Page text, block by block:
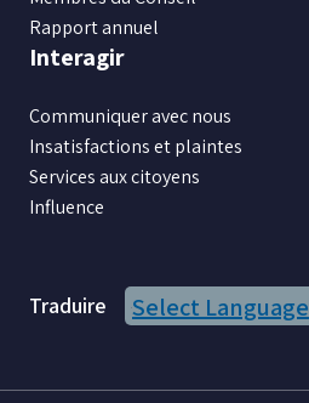
Rapport annuel
Interagir
Communiquer avec nous
Insatisfactions et plaintes
Services aux citoyens
Influence
Traduire Select Language